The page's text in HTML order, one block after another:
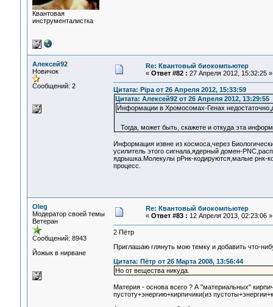
Квантовая
инструменталистка
Алексей92
Новичок
Сообщений: 2
Re: Квантовый биокомпьютер
« Ответ #82 : 27 Апреля 2012, 15:32:25 »
Цитата: Pipa от 26 Апреля 2012, 15:33:59
Цитата: Алексей92 от 26 Апреля 2012, 13:29:55
Информации в Хромосомах-Генах
Тогда, может быть, скажете и откуда эта
Информация извне из космоса,через
усилитель этого сигнала,ядерный домен-
ядрышка.Молекулы рРнк-кодируются,малые рнк-
процесс.
Oleg
Модератор своей темы
Ветеран
Сообщений: 8943
Йожык в нирване
Re: Квантовый биокомпьютер
« Ответ #83 : 12 Апреля 2013, 02:23:06 »
2 Пётр
Приглашаю глянуть мою темку и добавить что-
Цитата: Пётр от 26 Марта 2008, 13:56:44
Но от вещества никуда.
Материя - основа всего ? А "материальных"
пустоту+энергию+кирпичики(из